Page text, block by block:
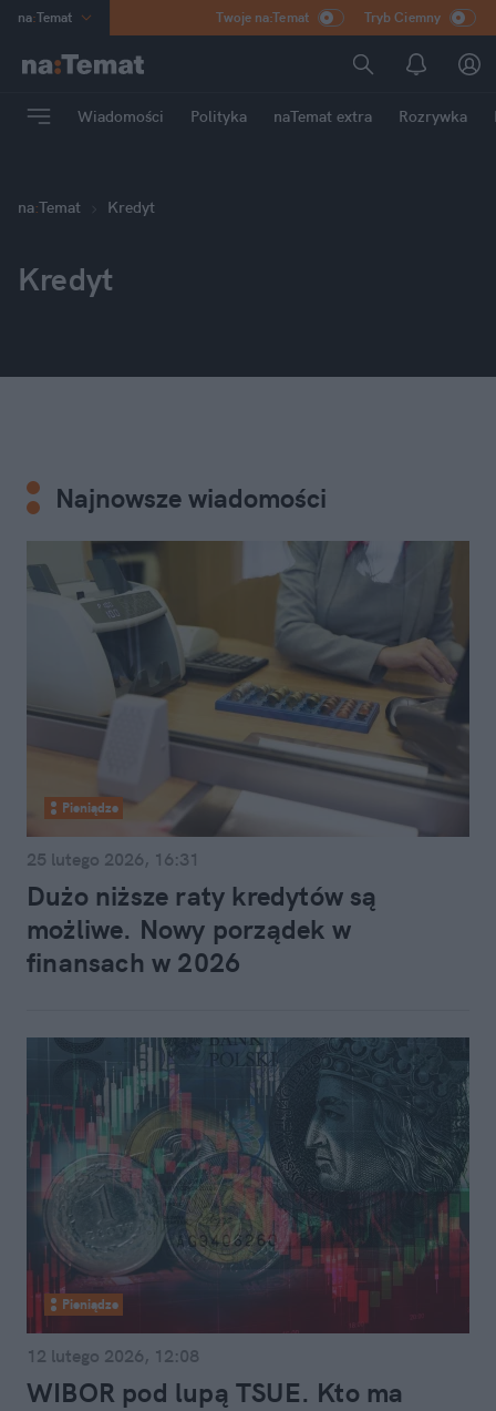
na:Temat
Poland
mama
Rozrywka
Twoje na:Temat Tryb Ciemny
Wiadomości Polityka naTemat extra Rozrywka
na:Temat Kredyt
Kredyt
Najnowsze wiadomości
Pieniądze
25 lutego 2026, 16:31
Dużo niższe raty kredytów są
możliwe. Nowy porządek w
finansach w 2026
Pieniądze
12 lutego 2026, 12:08
WIBOR pod lupą TSUE. Kto ma